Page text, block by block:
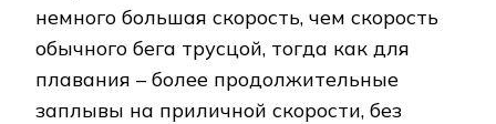
немного большая скорость, чем скорость
обычного бега трусцой, тогда как для
плавания – более продолжительные
заплывы на приличной скорости, без